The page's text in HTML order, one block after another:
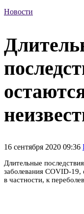
Новости
16 сентября 2020 09:36
Длительные
заболевания COVID-19,
в частности, к